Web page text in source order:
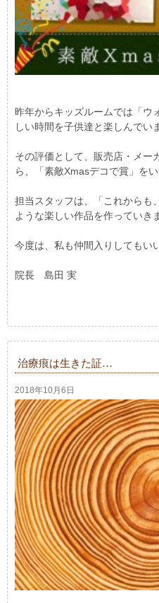
昨年からキッズルームでは「ウ
しい時間を子供達と楽しんでい
その評価として、販売店・メー
ら、「素敵Xmasデコで賞」をい
担当スタッフは、「これからも
ような楽しい作品を作っていき
今度は、私も仲間入りしてもい
院長 島田 実
治療痕は生きた証…
2018年10月6日